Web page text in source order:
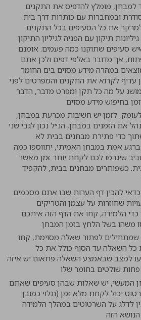
למבחן, מומלץ להדפיס את התקנים
ובמחברות עם כותרות דרך בית
את כל הסעיפים בכל התקנים
תיקון עם הפניה לגיליון התיקון
סעיפים שתוקנו כמה פעמים. אומנם
אך מדובר באלפי דפים ולכן אתם
במהרה מידע מסוים בים החומר
עדיף לקרוא את התקנים והמפרטים לפני
על מה כל תקן ומפרט מדבר, הדבר
בחיפוש מידע מסוים
לזמן יש חשיבות מכרעת במבחן,
את הזמנים במבחן, הנ״ל נכון לגבי שני
כדי פתירת מבחנים בבית לא
אמת במבחן האמיתי, יתווספו כמה
שיגרמו לכם לקחת יותר זמן מאשר
כשפותרים מבחנים בבית, להקפיד
להכין דף הערות שבו אתם מסכמים
שחוזרות על עצמן והטריקים
הלמידה, קחו את הדף הזה איתכם
משהו בשל הלחץ בזמן המבחן
שמתחילים לפתור שאלה מסוימת, קחו
כל השאלה עד הסוף כולל את כל
למצב שבאמצע השאלה פתאום יש איזה
שולטים בחומר שלו
המעשי, יש שאלות שבהן סעיפים שאתם
יכול לקחת מלא זמן (תלוי כמובן
לדלג על השרטוטים במהלך הלמידה
הזה